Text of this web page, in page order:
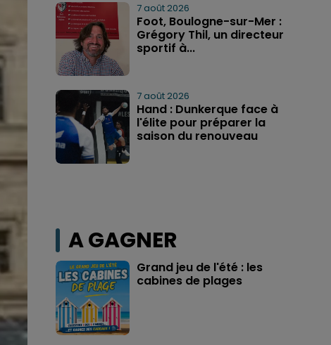
7 août 2026
Foot, Boulogne-sur-Mer :
Grégory Thil, un directeur
sportif à...
7 août 2026
Hand : Dunkerque face à
l'élite pour préparer la
saison du renouveau
A GAGNER
Grand jeu de l'été : les
cabines de plages